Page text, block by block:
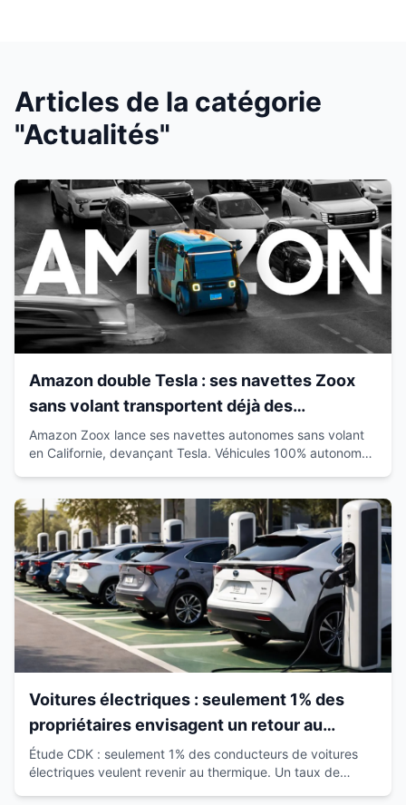
Articles de la catégorie
"Actualités"
Amazon double Tesla : ses navettes Zoox
sans volant transportent déjà des
passagers en Californie
Amazon Zoox lance ses navettes autonomes sans volant
en Californie, devançant Tesla. Véhicules 100% autonomes
Voitures électriques : seulement 1% des
propriétaires envisagent un retour au
thermique
Étude CDK : seulement 1% des conducteurs de voitures
électriques veulent revenir au thermique. Un taux de